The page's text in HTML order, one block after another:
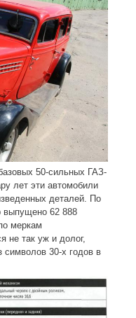
50-сильных ГАЗ-
лет эти автомобили
деталей. По
62 888
меркам
не так уж и долог,
символов 30-х годов в